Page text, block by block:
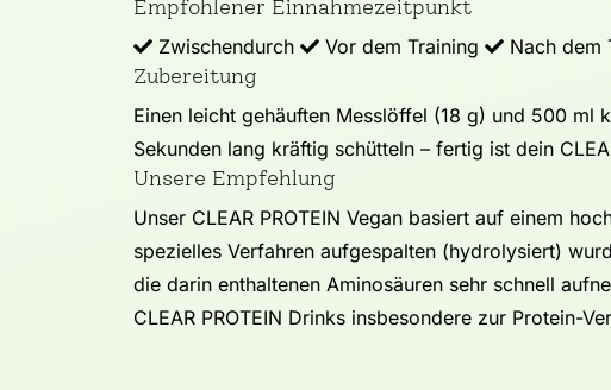
Empfohlener Einnahmezeitpunkt
Zwischendurch Vor dem Training Nach dem
Zubereitung
Einen leicht gehäuften Messlöffel (18 g) und 500 ml
Sekunden lang kräftig schütteln – fertig ist dein
Unsere Empfehlung
Unser CLEAR PROTEIN Vegan basiert auf einem
spezielles Verfahren aufgespalten (hydrolysiert)
die darin enthaltenen Aminosäuren sehr schnell
CLEAR PROTEIN Drinks insbesondere zur Protein-